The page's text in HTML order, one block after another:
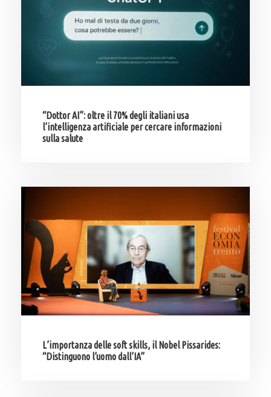
“Dottor AI”: oltre il 70% degli italiani usa
l’intelligenza artificiale per cercare informazioni
sulla salute
L’importanza delle soft skills, il Nobel Pissarides:
“Distinguono l’uomo dall’IA”